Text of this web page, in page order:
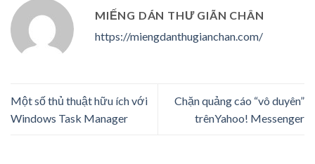
MIẾNG DÁN THƯ GIÃN CHÂN
https://miengdanthugianchan.com/
Một số thủ thuật hữu ích với
Windows Task Manager
Chặn quảng cáo “vô duyên”
trênYahoo! Messenger